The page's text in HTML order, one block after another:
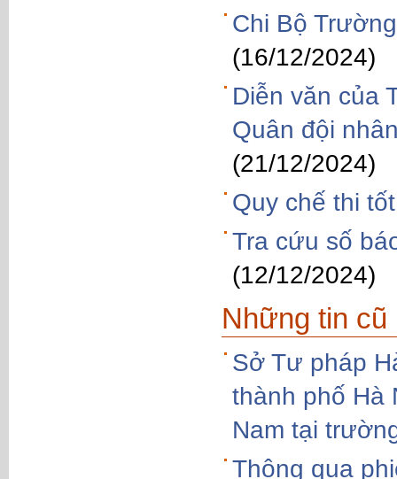
Chi Bộ
(16/12/2024)
Diễn văn của
Quân đội
(21/12/2024)
Quy chế thi
Tra cứu số
(12/12/2024)
Những tin cũ
Sở Tư pháp
thành phố Hà
Nam tại
Thông qua